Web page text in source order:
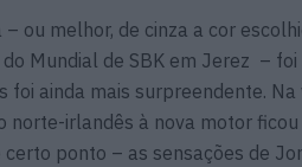
ou melhor, de cinza a cor
Mundial de SBK em Jerez –
foi ainda mais surpreendente. Na
norte-irlandês à nova motor
ponto – as sensações de